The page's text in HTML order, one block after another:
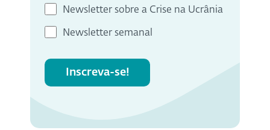
Newsletter sobre a Crise na Ucrânia
Newsletter semanal
Inscreva-se!